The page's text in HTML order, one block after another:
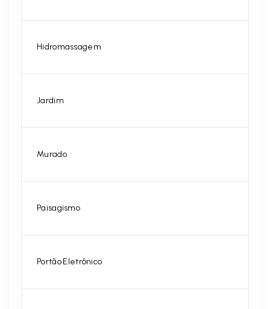
Hidromassagem
Jardim
Murado
Paisagismo
Portão Eletrônico